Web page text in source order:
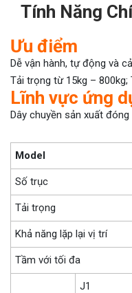
Tính Năng
Ưu điểm
Dễ vận hành, tự động và
Tải trọng từ 15kg –
Lĩnh vực ứng
Dây chuyền sản xuất
Model
Số trục
Tải trọng
Khả năng lặp lại vị trí
Tầm với tối đa
J1